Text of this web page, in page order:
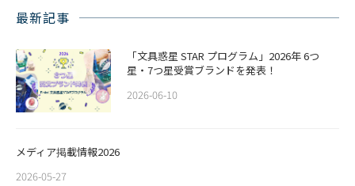
最新記事
「文具惑星 STAR プログラム」2026年 6つ
星・7つ星受賞ブランドを発表！
2026-06-10
メディア掲載情報2026
2026-05-27